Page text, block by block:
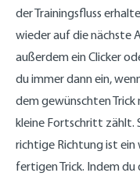
der Trainingsfluss
wieder auf die nächste
außerdem ein Clicker
du immer dann ein,
dem gewünschten
kleine Fortschritt zählt.
richtige Richtung ist
fertigen Trick. Indem